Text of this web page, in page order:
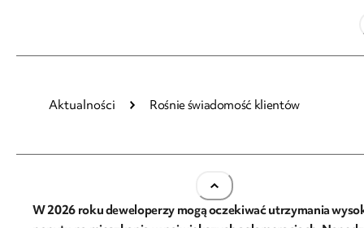
Aktualności Rośnie świadomość klientów
W 2026 roku deweloperzy mogą oczekiwać utrzymania